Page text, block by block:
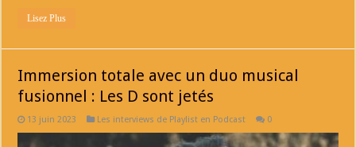
Lisez Plus
Immersion totale avec un duo musical
fusionnel : Les D sont jetés
13 juin 2023 Les interviews de Playlist en Podcast 0